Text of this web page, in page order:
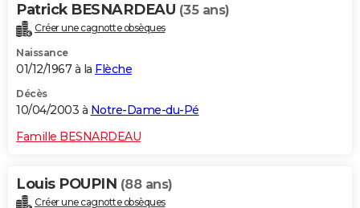
Patrick BESNARDEAU (35 ans)
Créer une cagnotte obsèques
Naissance
01/12/1967 à la Flèche
Décès
10/04/2003 à Notre-Dame-du-Pé
Famille BESNARDEAU
Louis POUPIN (88 ans)
Créer une cagnotte obsèques